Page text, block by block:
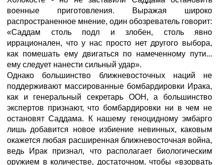
военные приготовления. Выражая широко
распространенное мнение, один обозреватель говорит:
«Саддам столь подл и злобен, столь явно
иррационален, что у нас просто нет другого выбора,
как помешать ему двигаться по намеченному пути...
ему следует нанести сильный удар».
Однако большинство ближневосточных наций не
поддерживают массированные бомбардировки Ирака,
как и генеральный секретарь ООН, а большинство
экспертов признают, что бомбардировки ни в чем не
остановят Саддама. К нашему геноцидному эмбарго
лишь добавится новое избиение невинных, каковым
окажется любая расширенная ближневосточная война,
ведь Ирак признал, что располагает биологическим
оружием в количестве, достаточном, чтобы «взорвать